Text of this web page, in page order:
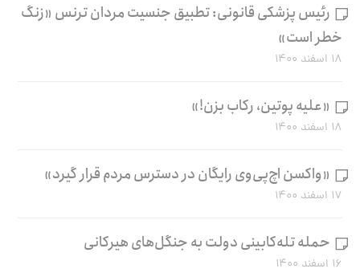
رئیس پزشکی قانونی: تطبیق جنسیت مردان ترنس «زنگ
خطر است»
۱۸ اسفند ۱۴۰۰
«علیه پوتین، رکاب بزن!»
۱۸ اسفند ۱۴۰۰
«واکسن اچ‌پی‌وی رایگان در دسترس مردم قرار گیرد»
۱۷ اسفند ۱۴۰۰
حمله تله‌کابینی دولت به جنگل‌های هیرکانی
۱۶ اسفند ۱۴۰۰